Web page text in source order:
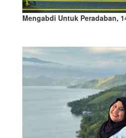
Mengabdi Untuk Peradaban,